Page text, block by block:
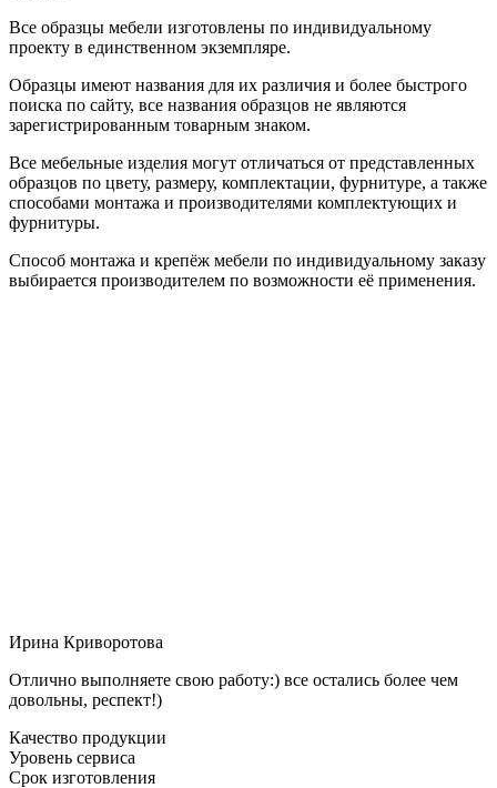
Все образцы мебели изготовлены по индивидуальному
проекту в единственном экземпляре.
Образцы имеют названия для их различия и более быстрого
поиска по сайту, все названия образцов не являются
зарегистрированным товарным знаком.
Все мебельные изделия могут отличаться от представленных
образцов по цвету, размеру, комплектации, фурнитуре, а также
способами монтажа и производителями комплектующих и
фурнитуры.
Способ монтажа и крепёж мебели по индивидуальному заказу
выбирается производителем по возможности её применения.
Ирина Криворотова
Отлично выполняете свою работу:) все остались более чем
довольны, респект!)
Качество продукции
Уровень сервиса
Срок изготовления